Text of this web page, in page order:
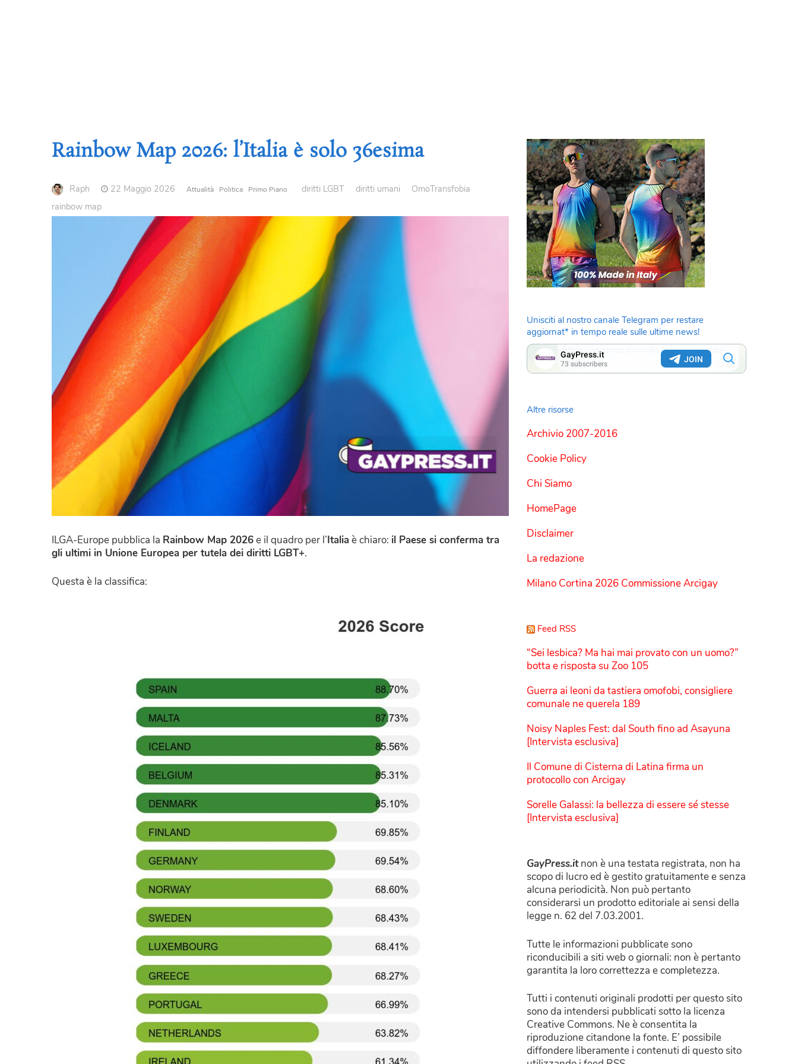
Rainbow Map 2026: l’Italia è solo 36esima
Raph 22 Maggio 2026 Attualità Politica Primo Piano diritti LGBT diritti umani
OmoTransfobia
rainbow map
ILGA-Europe pubblica la Rainbow Map 2026e il quadro per l’Italiaè chiaro: il Paese si conferma tra
gli ultimi in Unione Europea per tutela dei diritti LGBT+.
Questa è la classifica:
Unisciti al nostro canale Telegram per restare
aggiornat* in tempo reale sulle ultime news!
Altre risorse
Archivio 2007-2016
Cookie Policy
Chi Siamo
HomePage
Disclaimer
La redazione
Milano Cortina 2026 Commissione Arcigay
Feed RSS
“Sei lesbica? Ma hai mai provato con un uomo?”
botta e risposta su Zoo 105
Guerra ai leoni da tastiera omofobi, consigliere
comunale ne querela 189
Noisy Naples Fest: dal South fino ad Asayuna
[Intervista esclusiva]
Il Comune di Cisterna di Latina firma un
protocollo con Arcigay
Sorelle Galassi: la bellezza di essere sé stesse
[Intervista esclusiva]
GayPress.itnon è una testata registrata, non ha
scopo di lucro ed è gestito gratuitamente e senza
alcuna periodicità. Non può pertanto
considerarsi un prodotto editoriale ai sensi della
legge n. 62 del 7.03.2001.
Tutte le informazioni pubblicate sono
riconducibili a siti web o giornali: non è pertanto
garantita la loro correttezza e completezza.
Tutti i contenuti originali prodotti per questo sito
sono da intendersi pubblicati sotto la licenza
Creative Commons. Ne è consentita la
riproduzione citandone la fonte. E’ possibile
diffondere liberamente i contenuti di questo sito